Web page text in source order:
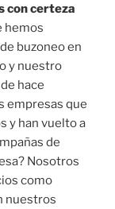
con certeza
hemos
buzoneo en
y nuestro
hace
empresas que
y han vuelto a
de
Nosotros
como
nuestros